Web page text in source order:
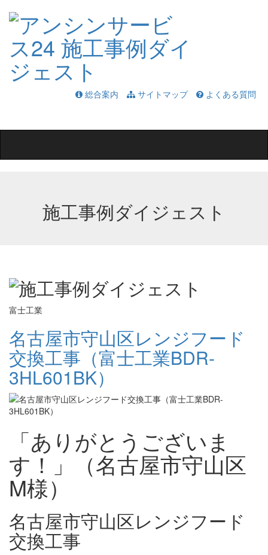
総合案内 サイトマップ
よくある質問
施工事例ダイジェスト
富士工業
名古屋市守山区レンジフード
交換工事（富士工業BDR-
3HL601BK）
「ありがとうございま
す！」（名古屋市守山区
M様）
名古屋市守山区レンジフード
交換工事